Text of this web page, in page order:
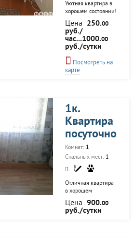
Уютная квартира в
хорошем состоянии!
Балкон,окна ПВХ,
мебель, кухонный
гарнитур. В наличии
подушки, одеяла,
посуда. Чистое
бельё и полотенца.
Средства личной
гигиены (шампунь,
Цена 250.00
руб./
час...1000.00
руб./сутки
Посмотреть на
карте
1к.
Квартира
посуточно
Комнат: 1
Спальных мест: 1
Отличная квартира
в хорошем
состоянии! Три
спальных места,
большая кухня,
Цена 900.00
руб./сутки